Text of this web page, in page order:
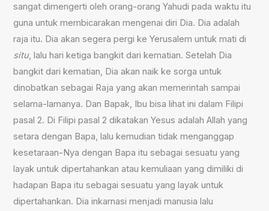
sangat dimengerti oleh orang-orang Yahudi pada waktu itu
guna untuk membicarakan mengenai diri Dia. Dia adalah
raja itu. Dia akan segera pergi ke Yerusalem untuk mati di
situ, lalu hari ketiga bangkit dari kematian. Setelah Dia
bangkit dari kematian, Dia akan naik ke sorga untuk
dinobatkan sebagai Raja yang akan memerintah sampai
selama-lamanya. Dan Bapak, Ibu bisa lihat ini dalam Filipi
pasal 2. Di Filipi pasal 2 dikatakan Yesus adalah Allah yang
setara dengan Bapa, lalu kemudian tidak menganggap
kesetaraan-Nya dengan Bapa itu sebagai sesuatu yang
layak untuk dipertahankan atau kemuliaan yang dimiliki di
hadapan Bapa itu sebagai sesuatu yang layak untuk
dipertahankan. Dia inkarnasi menjadi manusia lalu